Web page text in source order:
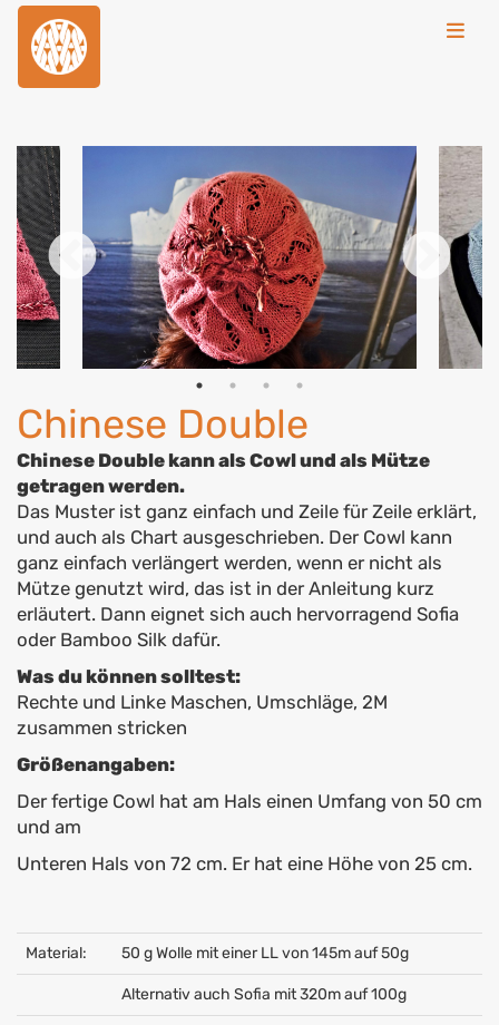
Chinese Double
Chinese Double kann als Cowl und als Mütze
getragen werden.
Das Muster ist ganz einfach und Zeile für Zeile erklärt,
und auch als Chart ausgeschrieben. Der Cowl kann
ganz einfach verlängert werden, wenn er nicht als
Mütze genutzt wird, das ist in der Anleitung kurz
erläutert. Dann eignet sich auch hervorragend Sofia
oder Bamboo Silk dafür.
Was du können solltest:
Rechte und Linke Maschen, Umschläge, 2M
zusammen stricken
Größenangaben:
Der fertige Cowl hat am Hals einen Umfang von 50 cm
und am
Unteren Hals von 72 cm. Er hat eine Höhe von 25 cm.
Material: 50 g Wolle mit einer LL von 145m auf 50g
Alternativ auch Sofia mit 320m auf 100g